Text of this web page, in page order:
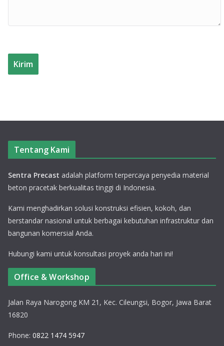
Tentang Kami
Sentra Precast adalah platform terpercaya penyedia material
beton pracetak berkualitas tinggi di Indonesia.
Kami menghadirkan solusi konstruksi efisien, kokoh, dan
berstandar nasional untuk berbagai kebutuhan infrastruktur dan
bangunan komersial Anda.
Hubungi kami untuk konsultasi proyek anda hari ini!
Office & Workshop
Jalan Raya Narogong KM 21, Kec. Cileungsi, Bogor, Jawa Barat
16820
Phone: 0822 1474 5947